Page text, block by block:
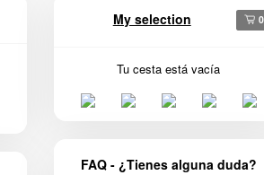
My selection 0
Tu cesta está vacía
FAQ - ¿Tienes alguna duda?